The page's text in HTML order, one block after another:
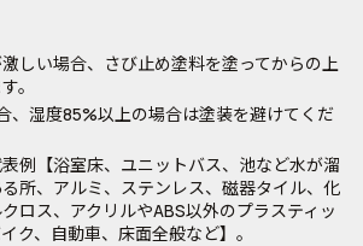
しい場合、さび止め塗料を塗ってからの上
。
、湿度85%以上の場合は塗装を避けてくだ
例【浴室床、ユニットバス、池など水が溜
所、アルミ、ステンレス、磁器タイル、化
ロス、アクリルやABS以外のプラスティッ
ク、自動車、床面全般など】。